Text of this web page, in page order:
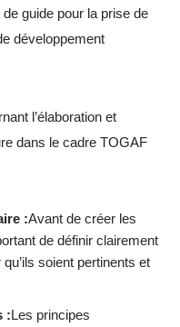
guide pour la prise de
développement
l’élaboration et
dans le cadre TOGAF
:Avant de créer les
de définir clairement
soient pertinents et
:Les principes